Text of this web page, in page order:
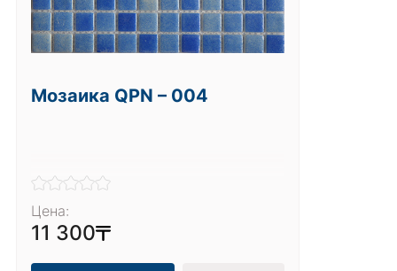
Мозаика QPN – 004
Цена:
11 300